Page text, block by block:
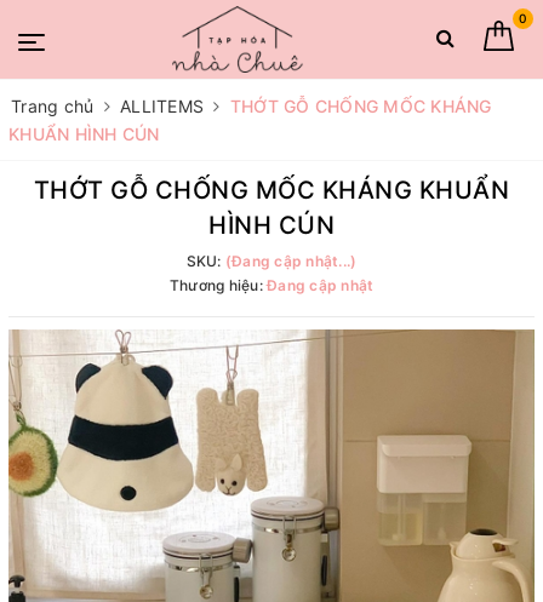
0
Trang chủ ALLITEMS
THỚT GỖ CHỐNG MỐC KHÁNG
KHUẨN HÌNH CÚN
THỚT GỖ CHỐNG MỐC KHÁNG KHUẨN
HÌNH CÚN
SKU: (Đang cập nhật...)
Thương hiệu:Đang cập nhật